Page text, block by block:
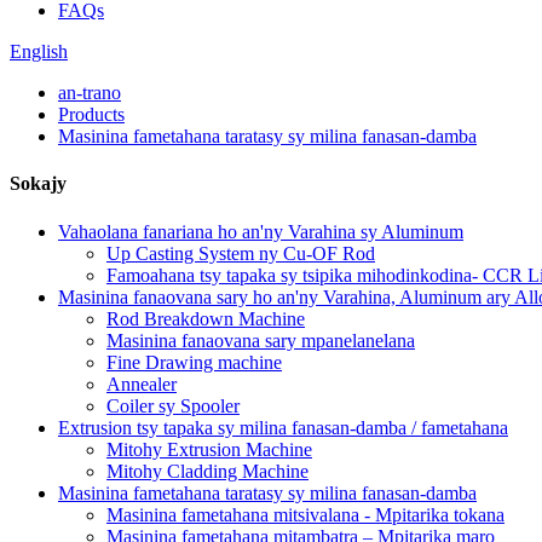
FAQs
English
an-trano
Products
Masinina fametahana taratasy sy milina fanasan-damba
Sokajy
Vahaolana fanariana ho an'ny Varahina sy Aluminum
Up Casting System ny Cu-OF Rod
Famoahana tsy tapaka sy tsipika mihodinkodina- CCR
Masinina fanaovana sary ho an'ny Varahina, Aluminum ary
Rod Breakdown Machine
Masinina fanaovana sary mpanelanelana
Fine Drawing machine
Annealer
Coiler sy Spooler
Extrusion tsy tapaka sy milina fanasan-damba / fametahana
Mitohy Extrusion Machine
Mitohy Cladding Machine
Masinina fametahana taratasy sy milina fanasan-damba
Masinina fametahana mitsivalana - Mpitarika tokana
Masinina fametahana mitambatra – Mpitarika maro